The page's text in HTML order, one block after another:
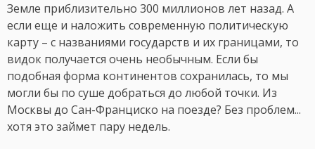
Земле приблизительно 300 миллионов лет назад. А
если еще и наложить современную политическую
карту – с названиями государств и их границами, то
видок получается очень необычным. Если бы
подобная форма континентов сохранилась, то мы
могли бы по суше добраться до любой точки. Из
Москвы до Сан-Франциско на поезде? Без проблем...
хотя это займет пару недель.